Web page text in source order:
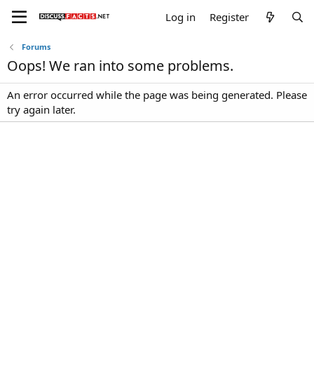
Log in Register
Forums
Oops! We ran into some problems.
An error occurred while the page was being generated. Please
try again later.